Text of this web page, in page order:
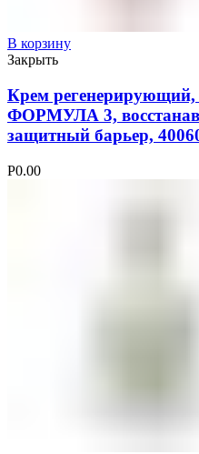
В корзину
Закрыть
Крем
ФОРМУЛА 3,
защитный барьер,
Р0.00